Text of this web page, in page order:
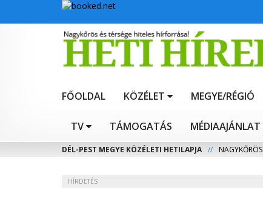
FŐOLDAL KÖZÉLET MEGYE/RÉGIÓ
TV TÁMOGATÁS MÉDIAAJÁNLAT
DÉL-PEST MEGYE KÖZÉLETI HETILAPJA // NAGYKŐRÖS
HÍRDETÉS